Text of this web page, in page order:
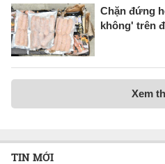
Chặn đứng
không' trên
Xem
TIN MỚI